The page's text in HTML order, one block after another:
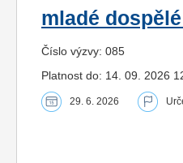
mladé
Číslo výzvy: 085
Platnost do: 14. 09. 2026
29. 6. 2026